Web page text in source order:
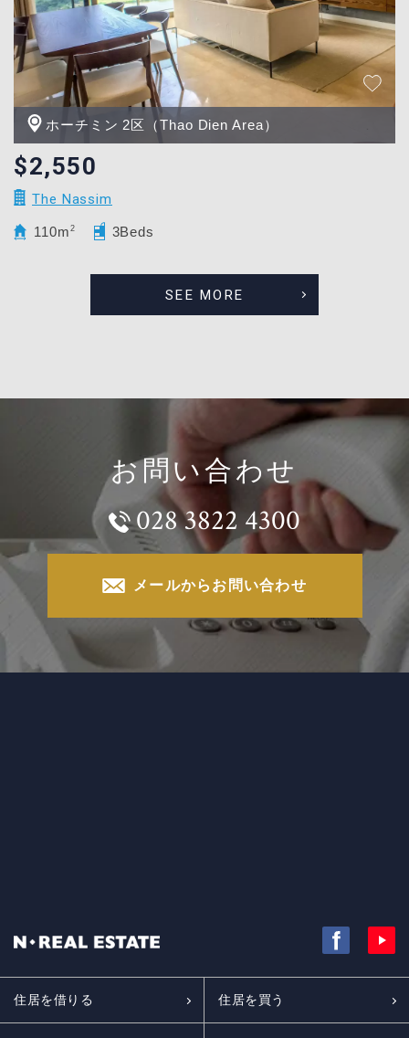
ホーチミン 2区（Thao Dien Area）
$2,550
The Nassim
110m 2 3Beds
SEE MORE
お問い合わせ
028 3822 4300
メールからお問い合わせ
住居を借りる 住居を買う